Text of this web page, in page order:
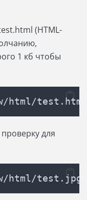
(HTML-
1 кб чтобы
html/test.html
для
html/test.jpg